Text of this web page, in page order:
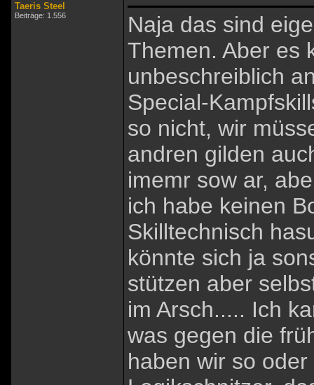
Taeris Steel
Beiträge: 1.556
Naja das sind
Themen. Aber es
unbeschreiblich
Special-
so nicht, wir
andren gilden
imemr sow ar,
ich habe keinen
Skilltechnisch
könnte sich ja
stützen aber
im Arsch..... Ich
was gegen die
haben wir so